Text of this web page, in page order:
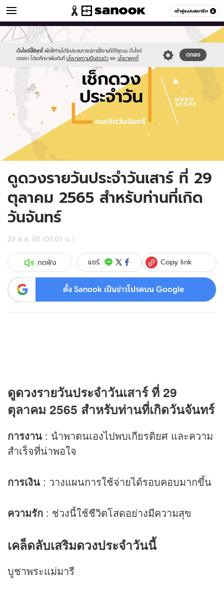
เข้าสู่ระบบสมาชิก
ดูดวง หมวดอื่นๆ
เว็บไซต์นี้ใช้คุกกี้ เพื่อให้ท่านได้รับประสบการณ์การใช้งานที่ดีที่สุดบน เว็บไซต์
ของเรา โปรดศึกษาเพิ่มเติมที่ นโยบายความเป็นส่วนตัว และ นโยบายคุกกี้
ตกลง
Sanook
//s.isanook.com/sr/0/images/logo-
new-
sanook.png
600
60
//s.isanook.com/ho/0/ud/fxd/day/daily-
horoscope-
monday.jpg
ดูดวงรายวันประจำวันเสาร์ ที่ 29
ตุลาคม 2565 สำหรับท่านที่เกิด
วันจันทร์
29 ต.ค. 65 (00:01 น.)
กดฟัง แชร์ Copy link
ตั้ง Sanook เป็นข่าวโปรดบน Google
ดูดวงรายวันประจำวันเสาร์ ที่ 29
ตุลาคม 2565 สำหรับท่านที่เกิดวันจันทร์
การงาน : นำพาตนเองไปพบเกียรติยศ และความ
สำเร็จที่น่าพอใจ
การเงิน : วางแผนการใช้จ่ายได้รอบคอบมากขึ้น
ความรัก : ช่วงนี้ใช้ชีวิตโสดอย่างมีความสุข
เคล็ดลับเสริมดวงประจำวันนี้
บูชาพระแม่มารี